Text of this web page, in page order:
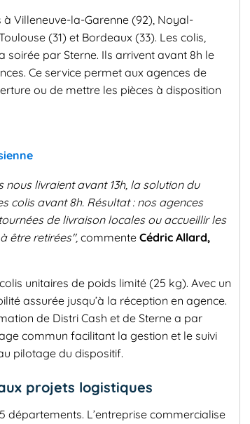
Villeneuve-la-Garenne (92), Noyal-
(31) et Bordeaux (33). Les colis,
soirée par Sterne. Ils arrivent avant 8h le
Ce service permet aux agences de
ou de mettre les pièces à disposition
livraient avant 13h, la solution du
colis avant 8h. Résultat : nos agences
de livraison locales ou accueillir les
être retirées", commente Cédric Allard,
unitaires de poids limité (25 kg). Avec un
assurée jusqu’à la réception en agence.
de Distri Cash et de Sterne a par
commun facilitant la gestion et le suivi
pilotage du dispositif.
projets logistiques
départements. L’entreprise commercialise